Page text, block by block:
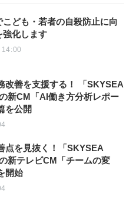
こども・若者の自殺防止に向
強化します
改善を支援する！ 「SKYSEA
新CM「AI働き方分析レポー
を公開
点を見抜く！「SKYSEA
新テレビCM「チームの変
開始